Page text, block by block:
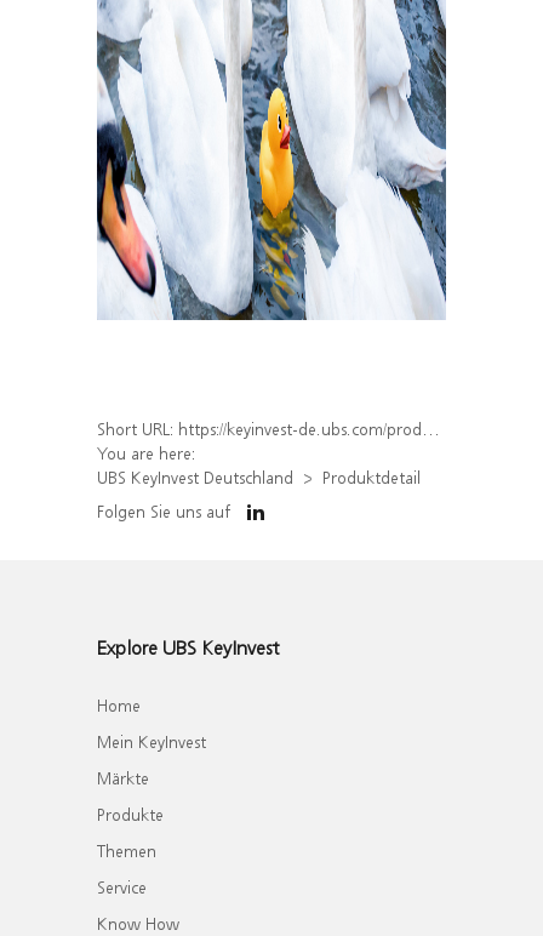
Short URL: https://keyinvest-de.ubs.com/produkt/detail/index/isin/DE000WA5ESD8
You are here:
UBS KeyInvest Deutschland
Produktdetail
Folgen Sie uns auf
Explore UBS KeyInvest
Home
Mein KeyInvest
Märkte
Produkte
Themen
Service
Know How